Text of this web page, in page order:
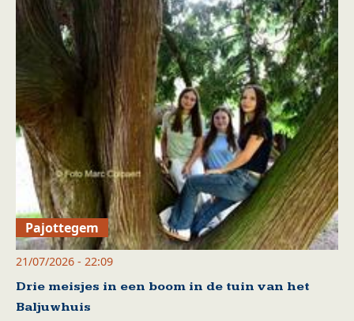
Pajottegem
21/07/2026 - 22:09
Drie meisjes in een boom in de tuin van het
Baljuwhuis